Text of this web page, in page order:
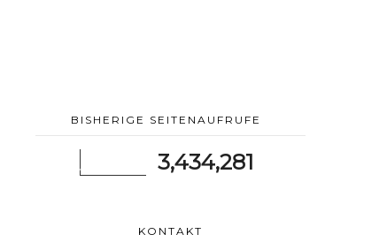
BISHERIGE SEITENAUFRUFE
3,434,281
KONTAKT